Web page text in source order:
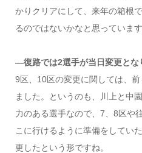
かりクリアにして、来年の箱根
るのではないかなと思っています
―復路では2選手が当日変更とな
9区、10区の変更に関しては、
ました。というのも、川上と中
力のある選手なので、7、8区や
こに行けるように準備をしてい
更したという形ですね。